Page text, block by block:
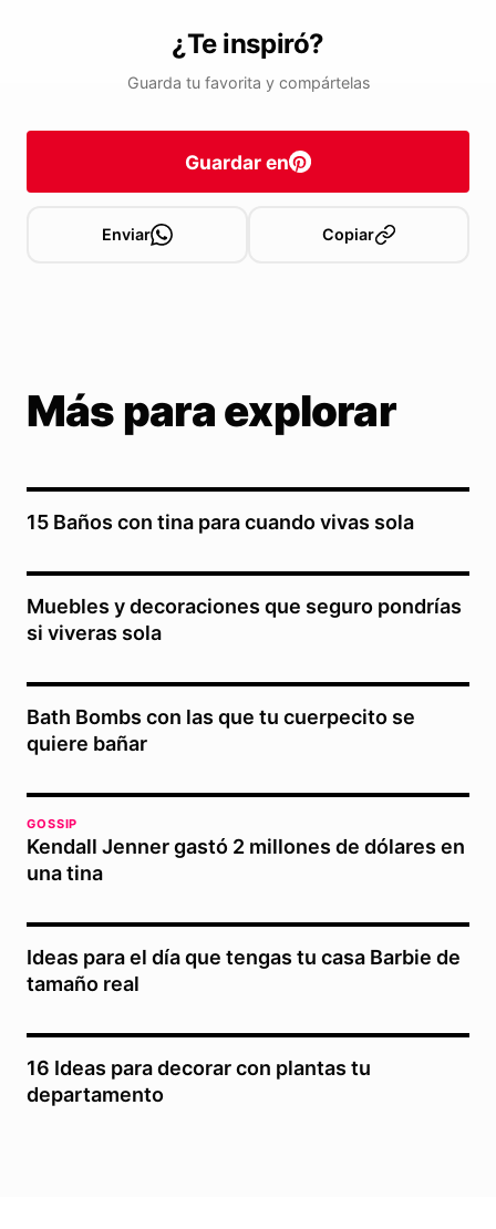
¿Te inspiró?
Guarda tu favorita y compártelas
Guardar en
Enviar Copiar
Más para explorar
15 Baños con tina para cuando vivas sola
Muebles y decoraciones que seguro pondrías
si viveras sola
Bath Bombs con las que tu cuerpecito se
quiere bañar
GOSSIP
Kendall Jenner gastó 2 millones de dólares en
una tina
Ideas para el día que tengas tu casa Barbie de
tamaño real
16 Ideas para decorar con plantas tu
departamento